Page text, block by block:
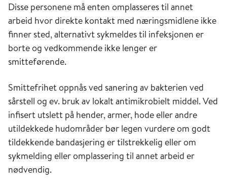
Disse personene må enten omplasseres til annet
arbeid hvor direkte kontakt med næringsmidlene ikke
finner sted, alternativt sykmeldes til infeksjonen er
borte og vedkommende ikke lenger er
smitteførende.
Smittefrihet oppnås ved sanering av bakterien ved
sårstell og ev. bruk av lokalt antimikrobielt middel. Ved
infisert utslett på hender, armer, hode eller andre
utildekkede hudområder bør legen vurdere om godt
tildekkende bandasjering er tilstrekkelig eller om
sykmelding eller omplassering til annet arbeid er
nødvendig.